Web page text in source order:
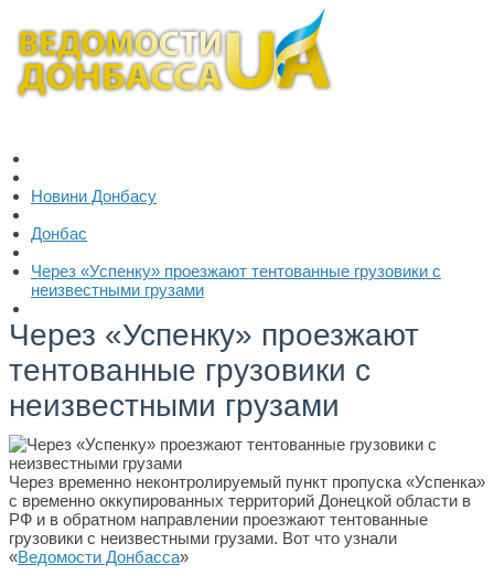
Новини Донбасу
Донбас
Через «Успенку» проезжают тентованные грузовики с
неизвестными грузами
Через «Успенку» проезжают
тентованные грузовики с
неизвестными грузами
Через временно неконтролируемый пункт пропуска «Успенка»
с временно оккупированных территорий Донецкой области в
РФ и в обратном направлении проезжают тентованные
грузовики с неизвестными грузами. Вот что узнали
«Ведомости Донбасса»